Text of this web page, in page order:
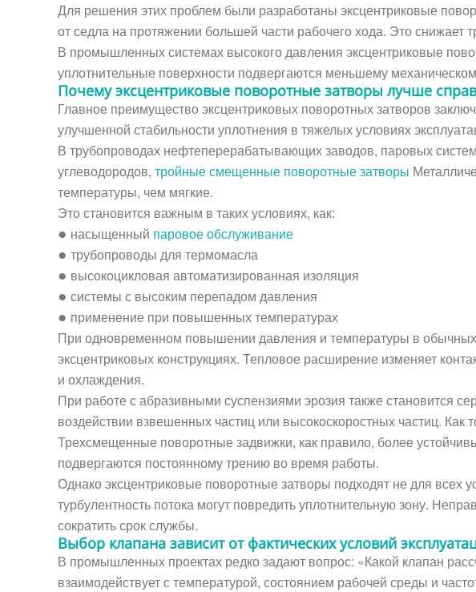
Для решения этих проблем были разработаны эксцентриковые
от седла на протяжении большей части рабочего хода. Это
В промышленных системах высокого давления эксцентриковые
уплотнительные поверхности подвергаются меньшему
Почему эксцентриковые поворотные затворы лучше
Главное преимущество эксцентриковых поворотных затворов
улучшенной стабильности уплотнения в тяжелых условиях
В трубопроводах нефтеперерабатывающих заводов, паровых
углеводородов, тройные смещенные поворотные затворы
температуры, чем мягкие.
Это становится важным в таких условиях, как:
● насыщенный паровое обслуживание
● трубопроводы для термомасла
● высокоцикловая автоматизированная изоляция
● системы с высоким перепадом давления
● применение при повышенных температурах
При одновременном повышении давления и температуры в обычных
эксцентриковых конструкциях. Тепловое расширение изменяет
и охлаждения.
При работе с абразивными суспензиями эрозия также становится
воздействии взвешенных частиц или высокоскоростных частиц.
Трехсмещенные поворотные задвижки, как правило, более
подвергаются постоянному трению во время работы.
Однако эксцентриковые поворотные затворы подходят не для всех
турбулентность потока могут повредить уплотнительную зону.
сократить срок службы.
Выбор клапана зависит от фактических условий
В промышленных проектах редко задают вопрос: «Какой клапан
взаимодействует с температурой, состоянием рабочей среды и